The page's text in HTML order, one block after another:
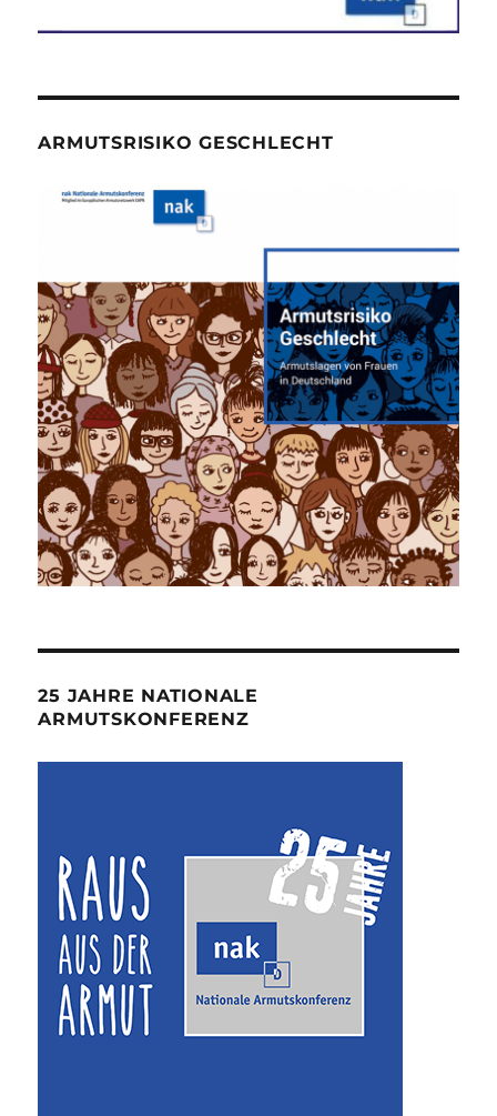
ARMUTSRISIKO GESCHLECHT
25 JAHRE NATIONALE
ARMUTSKONFERENZ